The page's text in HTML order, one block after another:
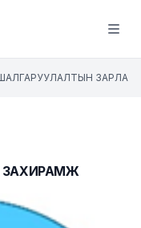
Open
ЗАРЛАЛ
ЗАХИРАМЖ